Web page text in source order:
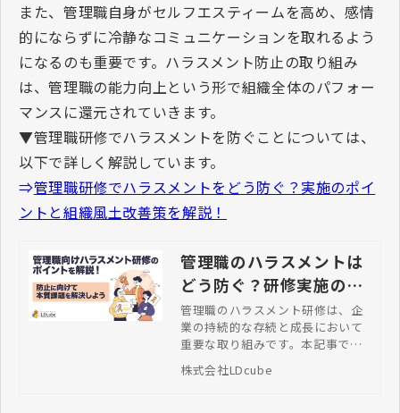
また、管理職自身がセルフエスティームを高め、感情
的にならずに冷静なコミュニケーションを取れるよう
になるのも重要です。ハラスメント防止の取り組み
は、管理職の能力向上という形で組織全体のパフォー
マンスに還元されていきます。
▼管理職研修でハラスメントを防ぐことについては、
以下で詳しく解説しています。
⇒管理職研修でハラスメントをどう防ぐ？実施のポイ
ントと組織風土改善策を解説！
管理職のハラスメントは
どう防ぐ？研修実施のポ
イントと組織風土改善策
を解説！
管理職のハラスメント研修は、企
業の持続的な存続と成長において
重要な取り組みです。本記事で
は、ハラスメントについて正しく
理解するとともに、部下や同僚へ
株式会社LDcube